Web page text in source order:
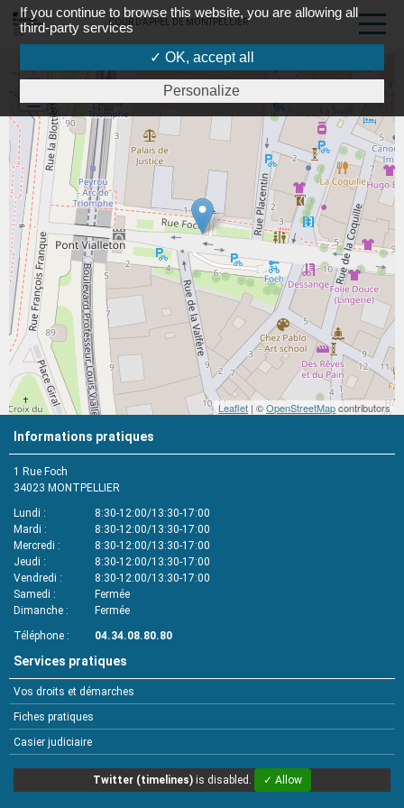
COUR D'APPEL DE MONTPELLIER
+
-
Leaflet | ©OpenStreetMapcontributors
Informations pratiques
1 Rue Foch
34023 MONTPELLIER
Lundi
8:30-12:00/13:30-17:00
Mardi
8:30-12:00/13:30-17:00
Mercredi
8:30-12:00/13:30-17:00
Jeudi
8:30-12:00/13:30-17:00
Vendredi
8:30-12:00/13:30-17:00
Samedi
Fermée
Dimanche
Fermée
Téléphone
04.34.08.80.80
Services pratiques
Vos droits et démarches
Fiches pratiques
Casier judiciaire
Twitter (timelines) is disabled. ✓ Allow
If you continue to browse this website, you are allowing all
third-party services
✓ OK, accept all
Personalize